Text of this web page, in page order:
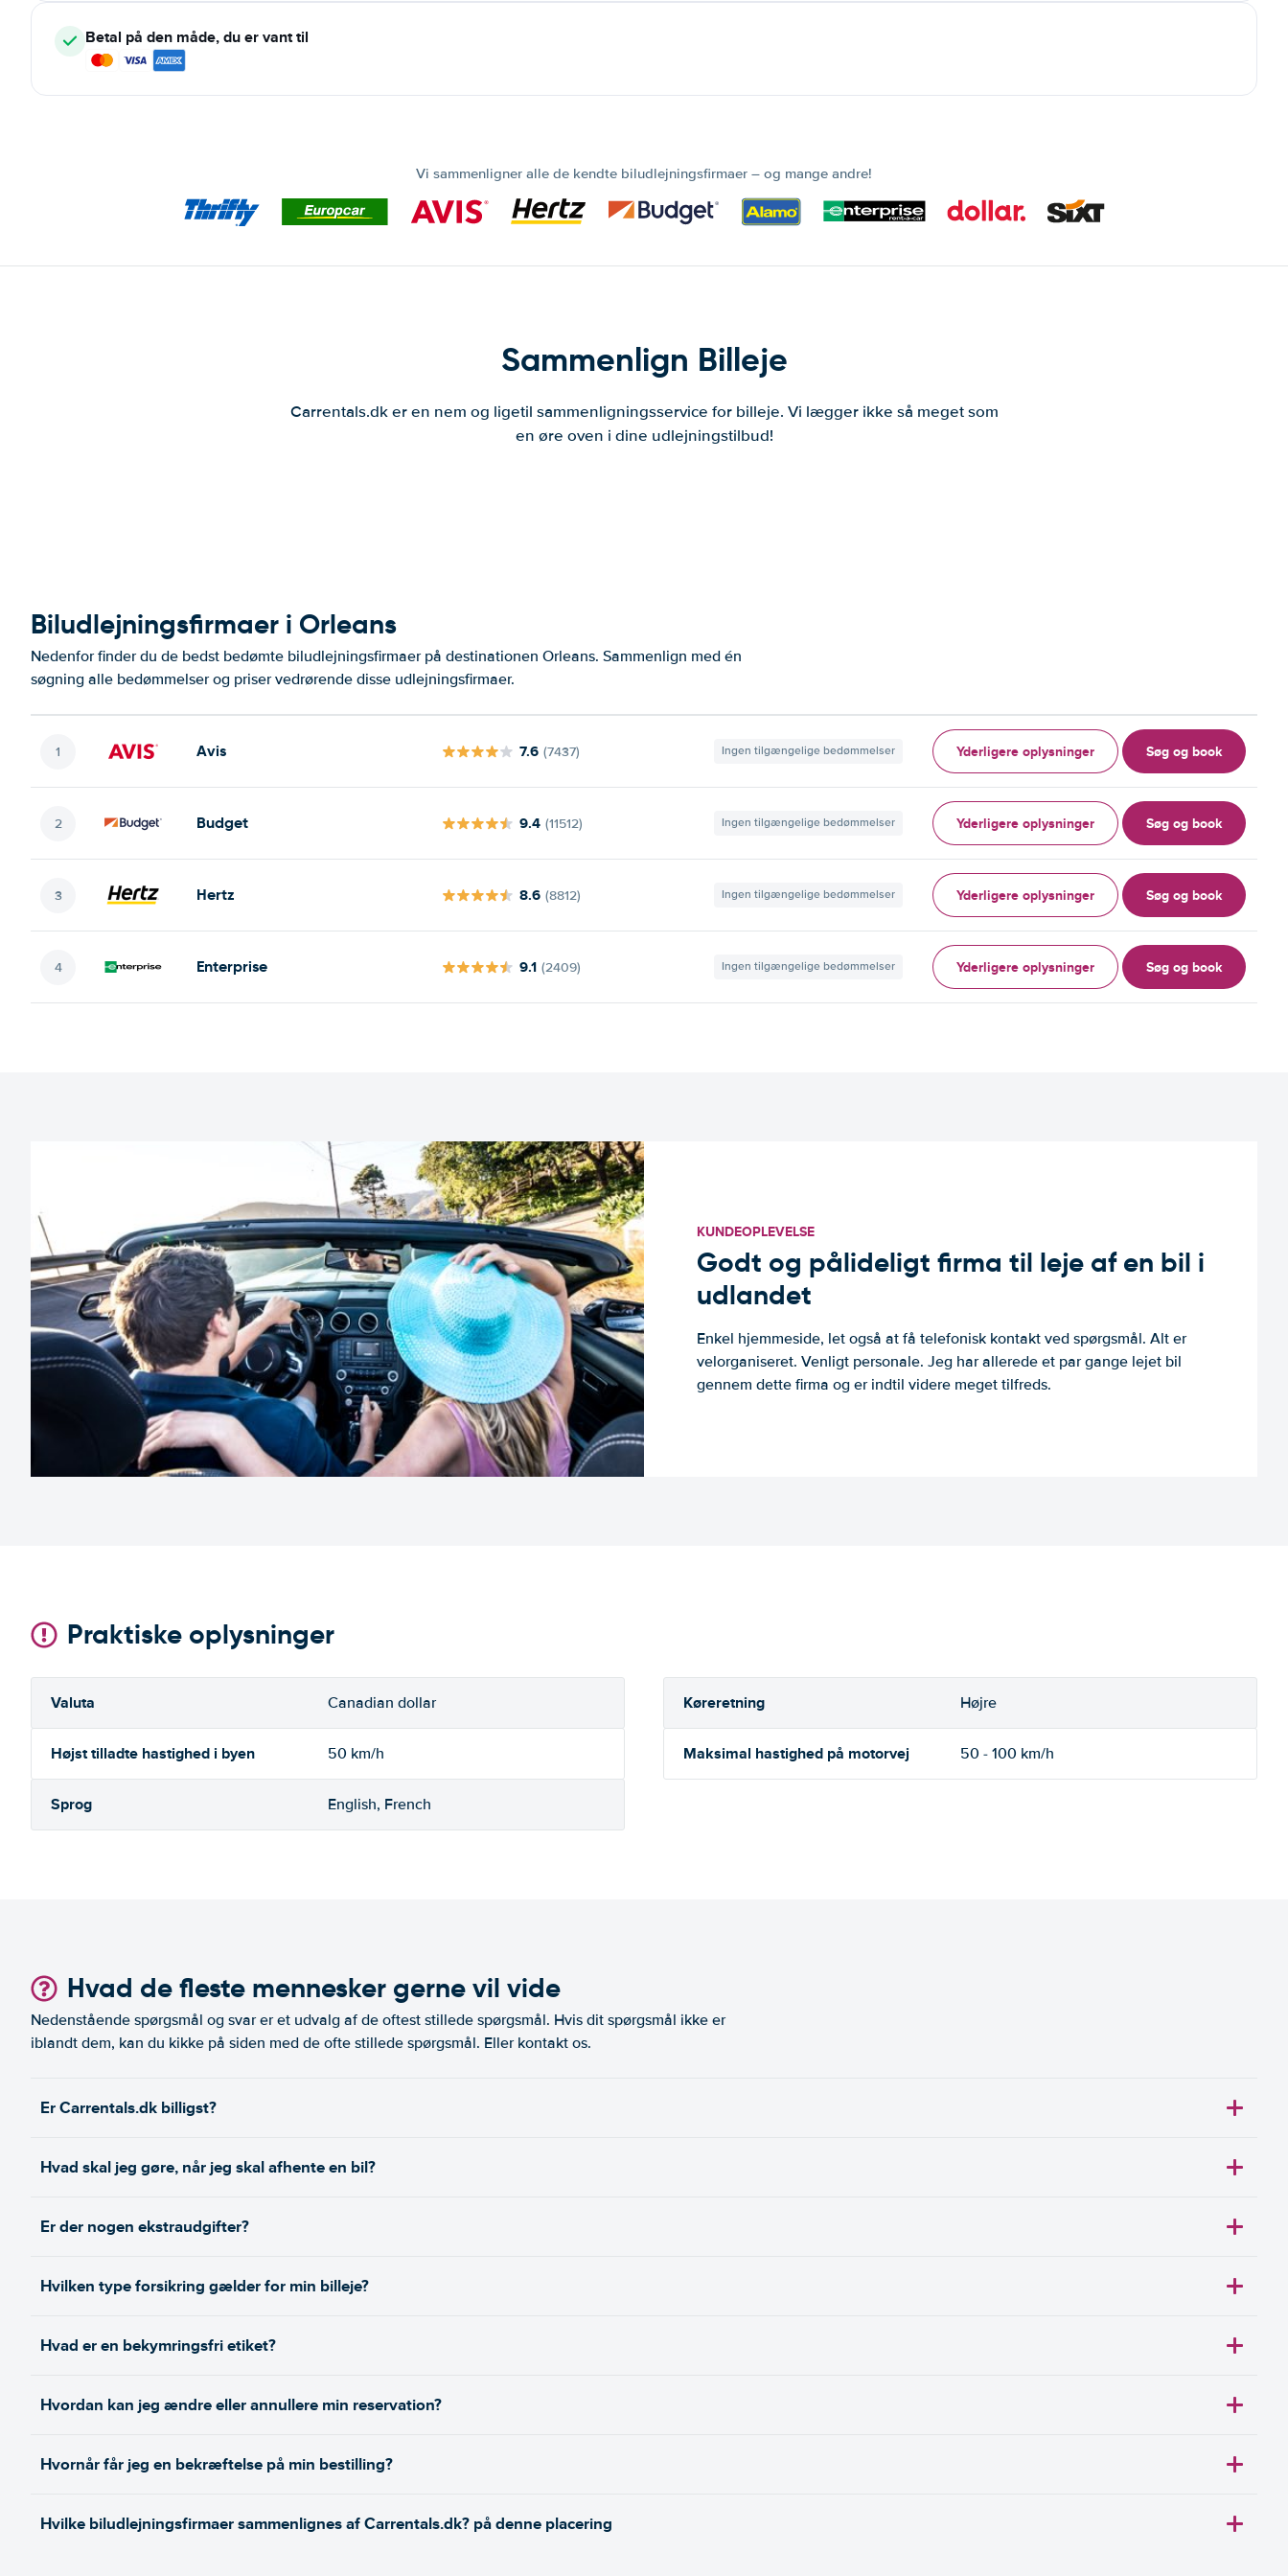
Betal på den måde, du er vant til
Vi sammenligner alle de kendte biludlejningsfirmaer – og mange andre!
Sammenlign Billeje
Carrentals.dk er en nem og ligetil sammenligningsservice for billeje. Vi lægger ikke så meget som
en øre oven i dine udlejningstilbud!
Biludlejningsfirmaer i Orleans
Nedenfor finder du de bedst bedømte biludlejningsfirmaer på destinationen Orleans. Sammenlign med én
søgning alle bedømmelser og priser vedrørende disse udlejningsfirmaer.
Avis 7.6 (7437) Ingen tilgængelige bedømmelser Yderligere oplysninger Søg og book
Budget 9.4 (11512) Ingen tilgængelige bedømmelser Yderligere oplysninger Søg og book
Hertz 8.6 (8812) Ingen tilgængelige bedømmelser Yderligere oplysninger Søg og book
Enterprise 9.1 (2409) Ingen tilgængelige bedømmelser Yderligere oplysninger Søg og book
KUNDEOPLEVELSE
Godt og pålideligt firma til leje af en bil i
udlandet
Enkel hjemmeside, let også at få telefonisk kontakt ved spørgsmål. Alt er
velorganiseret. Venligt personale. Jeg har allerede et par gange lejet bil
gennem dette firma og er indtil videre meget tilfreds.
Praktiske oplysninger
Valuta Canadian dollar Køreretning Højre
Højst tilladte hastighed i byen 50 km/h Maksimal hastighed på motorvej 50 - 100 km/h
Sprog English, French
Hvad de fleste mennesker gerne vil vide
Nedenstående spørgsmål og svar er et udvalg af de oftest stillede spørgsmål. Hvis dit spørgsmål ikke er
iblandt dem, kan du kikke på siden med de ofte stillede spørgsmål. Eller kontakt os.
Er Carrentals.dk billigst?
Hvad skal jeg gøre, når jeg skal afhente en bil?
Er der nogen ekstraudgifter?
Hvilken type forsikring gælder for min billeje?
Hvad er en bekymringsfri etiket?
Hvordan kan jeg ændre eller annullere min reservation?
Hvornår får jeg en bekræftelse på min bestilling?
Hvilke biludlejningsfirmaer sammenlignes af Carrentals.dk? på denne placering